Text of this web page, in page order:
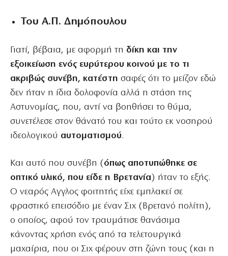
Του Α.Π. Δημόπουλου
Γιατί, βέβαια, με αφορμή τη δίκη και την
εξοικείωση ενός ευρύτερου κοινού με το τι
ακριβώς συνέβη, κατέστη σαφές ότι το μείζον εδώ
δεν ήταν η ίδια δολοφονία αλλά η στάση της
Αστυνομίας, που, αντί να βοηθήσει το θύμα,
συνετέλεσε στον θάνατό του και τούτο εκ νοσηρού
ιδεολογικού αυτοματισμού.
Και αυτό που συνέβη (όπως αποτυπώθηκε σε
οπτικό υλικό, που είδε η Βρετανία) ήταν το εξής.
Ο νεαρός Αγγλος φοιτητής είχε εμπλακεί σε
φραστικό επεισόδιο με έναν Σιχ (Βρετανό πολίτη),
ο οποίος, αφού τον τραυμάτισε θανάσιμα
κάνοντας χρήση ενός από τα τελετουργικά
μαχαίρια, που οι Σιχ φέρουν στη ζώνη τους (και η